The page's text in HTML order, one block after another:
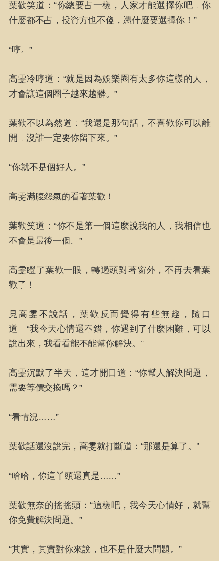
葉歡笑道：“你總要占一樣，人家才能選擇你吧，你
什麼都不占，投資方也不傻，憑什麼要選擇你！”
“哼。”
高雯冷哼道：“就是因為娛樂圈有太多你這樣的人，
才會讓這個圈子越來越髒。”
葉歡不以為然道：“我還是那句話，不喜歡你可以離
開，沒誰一定要你留下來。”
“你就不是個好人。”
高雯滿腹怨氣的看著葉歡！
葉歡笑道：“你不是第一個這麼說我的人，我相信也
不會是最後一個。”
高雯瞪了葉歡一眼，轉過頭對著窗外，不再去看葉
歡了！
見高雯不說話，葉歡反而覺得有些無趣，隨口
道：“我今天心情還不錯，你遇到了什麼困難，可以
說出來，我看看能不能幫你解決。”
高雯沉默了半天，這才開口道：“你幫人解決問題，
需要等價交換嗎？”
“看情況……”
葉歡話還沒說完，高雯就打斷道：“那還是算了。”
“哈哈，你這丫頭還真是……”
葉歡無奈的搖搖頭：“這樣吧，我今天心情好，就幫
你免費解決問題。”
“其實，其實對你來說，也不是什麼大問題。”